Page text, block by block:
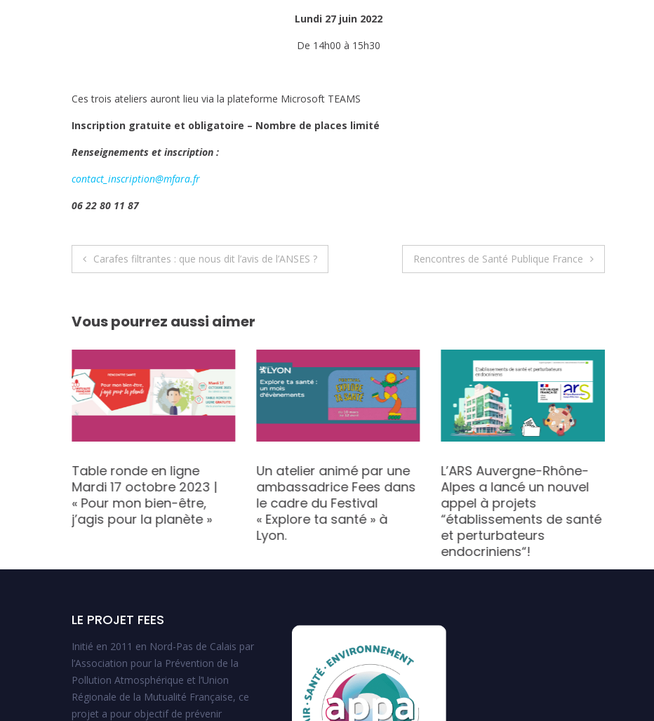
Lundi 27 juin 2022
De 14h00 à 15h30
Ces trois ateliers auront lieu via la plateforme Microsoft TEAMS
Inscription gratuite et obligatoire – Nombre de places limité
Renseignements et inscription :
contact_inscription@mfara.fr
06 22 80 11 87
Navigation
l’article
Carafes filtrantes : que nous dit l’avis de l’ANSES ? Rencontres de Santé Publique France
Vous pourrez aussi aimer
Table ronde en ligne
Mardi 17 octobre 2023 |
« Pour mon bien-être,
j’agis pour la planète »
Un atelier animé par une
ambassadrice Fees dans
le cadre du Festival
« Explore ta santé » à
Lyon.
L’ARS Auvergne-Rhône-
Alpes a lancé un nouvel
appel à projets
“établissements de santé
et perturbateurs
endocriniens“!
LE PROJET FEES
Initié en 2011 en Nord-Pas de Calais par
l’Association pour la Prévention de la
Pollution Atmosphérique et l’Union
Régionale de la Mutualité Française, ce
projet a pour objectif de prévenir